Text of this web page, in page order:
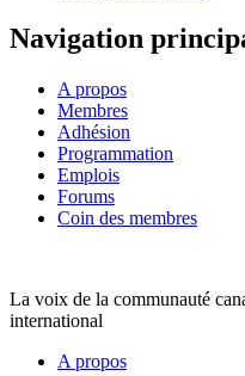
Navigation
A propos
Membres
Adhésion
Programmation
Emplois
Forums
Coin des membres
La voix de la communauté
international
A propos